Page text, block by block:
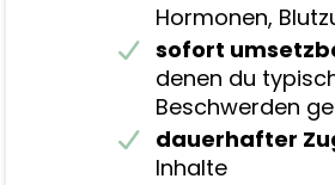
Hormonen,
sofort
denen du
Beschwerden
dauerhafter
Inhalte